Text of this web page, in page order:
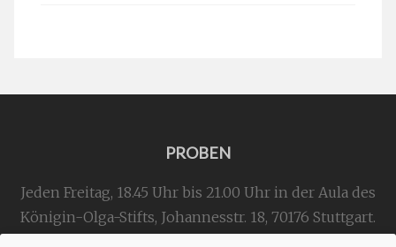
PROBEN
Jeden Freitag, 18.45 Uhr bis 21.00 Uhr in der Aula des
Königin-Olga-Stifts, Johannesstr. 18, 70176 Stuttgart.